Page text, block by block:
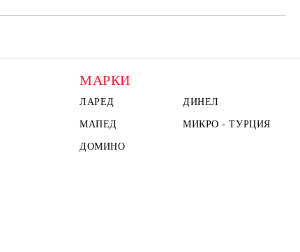
МАРКИ
ЛАРЕД ДИНЕЛ
МАПЕД МИКРО - ТУРЦИЯ
ДОМИНО